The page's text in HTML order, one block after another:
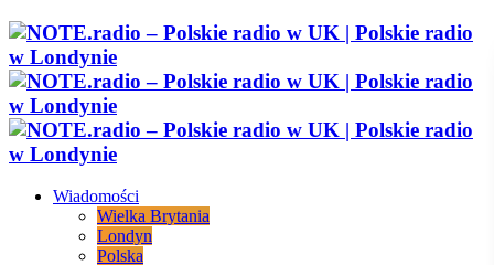
Wiadomości
Wielka Brytania
Londyn
Polska